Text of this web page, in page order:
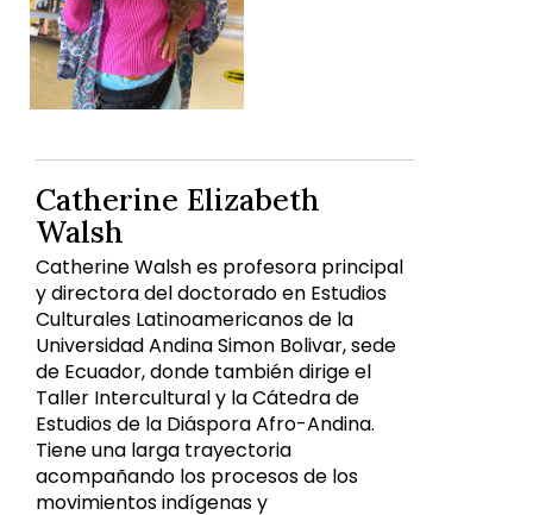
Catherine Elizabeth
Walsh
Catherine Walsh es profesora principal
y directora del doctorado en Estudios
Culturales Latinoamericanos de la
Universidad Andina Simon Bolivar, sede
de Ecuador, donde también dirige el
Taller Intercultural y la Cátedra de
Estudios de la Diáspora Afro-Andina.
Tiene una larga trayectoria
acompañando los procesos de los
movimientos indígenas y